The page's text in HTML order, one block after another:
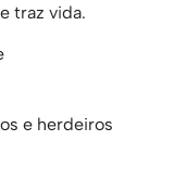
traz vida.
e herdeiros